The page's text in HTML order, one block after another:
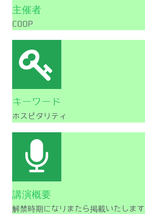
主催者
COOP
キーワード
ホスピタリティ
講演概要
解禁時期になりまたら掲載いたします